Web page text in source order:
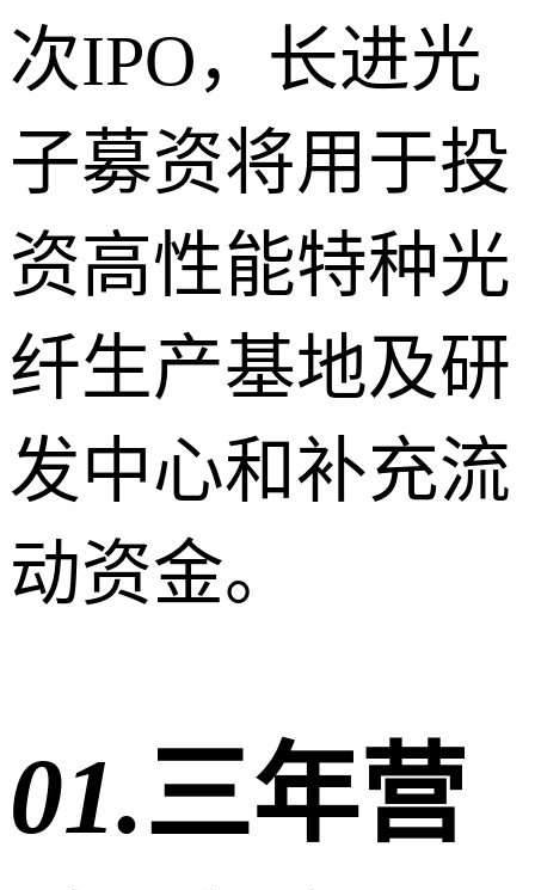
次IPO，长进光
子募资将用于投
资高性能特种光
纤生产基地及研
发中心和补充流
动资金。
01.三年营